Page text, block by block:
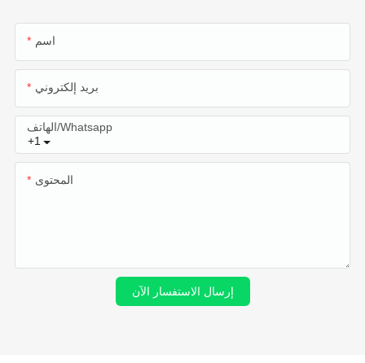
اسم
بريد إلكتروني
+1
الهاتف/whatsapp
المحتوى
إرسال الاستفسار الآن